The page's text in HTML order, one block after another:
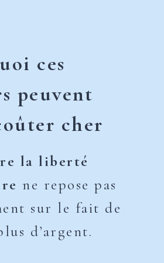
ces
peuvent
cher
la liberté
ne repose pas
sur le fait de
d’argent.